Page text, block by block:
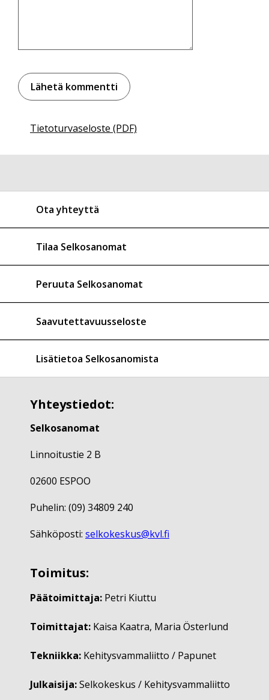
Tietoturvaseloste (PDF)
Ota yhteyttä
Tilaa Selkosanomat
Peruuta Selkosanomat
Saavutettavuusseloste
Lisätietoa Selkosanomista
Yhteystiedot:
Selkosanomat
Linnoitustie 2 B
02600 ESPOO
Puhelin: (09) 34809 240
Sähköposti: selkokeskus@kvl.fi
Toimitus:
Päätoimittaja: Petri Kiuttu
Toimittajat: Kaisa Kaatra, Maria Österlund
Tekniikka: Kehitysvammaliitto / Papunet
Julkaisija:Selkokeskus / Kehitysvammaliitto